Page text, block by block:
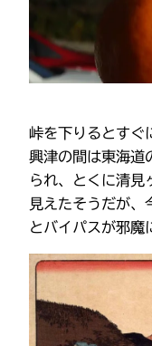
峠を下りるとすぐ
興津の間は東海道
られ、とくに清見
見えたそうだが、
とバイパスが邪魔